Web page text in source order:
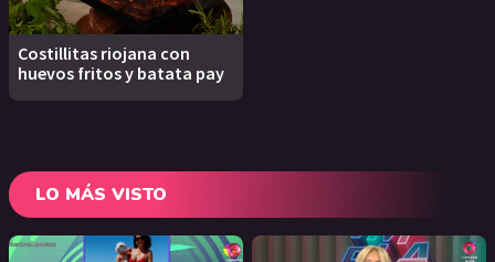
Costillitas riojana con
huevos fritos y batata pay
LO MÁS VISTO